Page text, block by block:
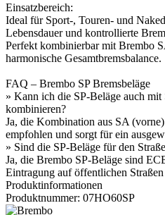
Einsatzbereich:
Ideal für Sport-, Touren- und
Lebensdauer und kontrollierte
Perfekt kombinierbar mit Brembo
harmonische Gesamtbremsbalance.
FAQ – Brembo SP Bremsbeläge
» Kann ich die SP-Beläge auch
kombinieren?
Ja, die Kombination aus SA
empfohlen und sorgt für ein
» Sind die SP-Beläge für den
Ja, die Brembo SP-Beläge sind
Eintragung auf öffentlichen
Produktinformationen
Produktnummer: 07HO60SP